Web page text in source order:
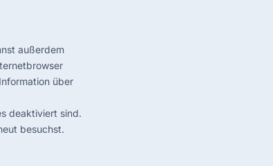
außerdem
über
deaktiviert sind.
besuchst.